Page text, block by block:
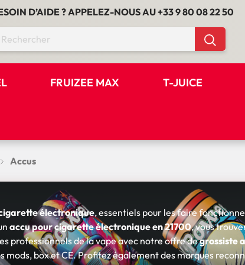
D’AIDE ? APPELEZ-NOUS AU+33 9 80 08 22 50
FRUIZEE MAX T-JUICE
Accus
électronique, essentiels pour les faire
accu pour cigarette électronique en 21700, vous
professionnels de la vape avec notre offre degrossiste
mods, box et CE. Profitez également des marques